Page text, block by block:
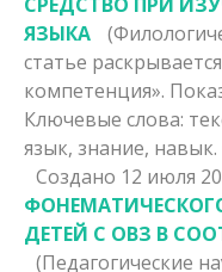
ЯЗЫКА
статье
компетенция».
Ключевые слова:
язык, знание,
Создано 12 июля
ДЕТЕЙ С ОВЗ В
(Педагогические